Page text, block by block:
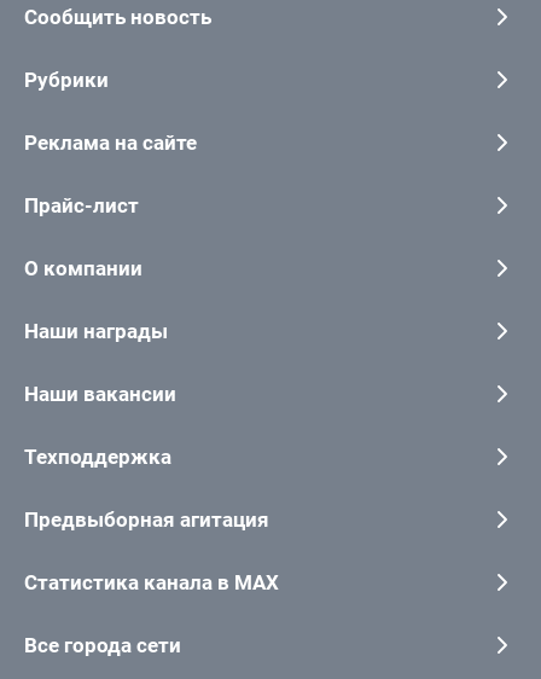
Сообщить новость
Рубрики
Реклама на сайте
Прайс-лист
О компании
Наши награды
Наши вакансии
Техподдержка
Предвыборная агитация
Статистика канала в MAX
Все города сети